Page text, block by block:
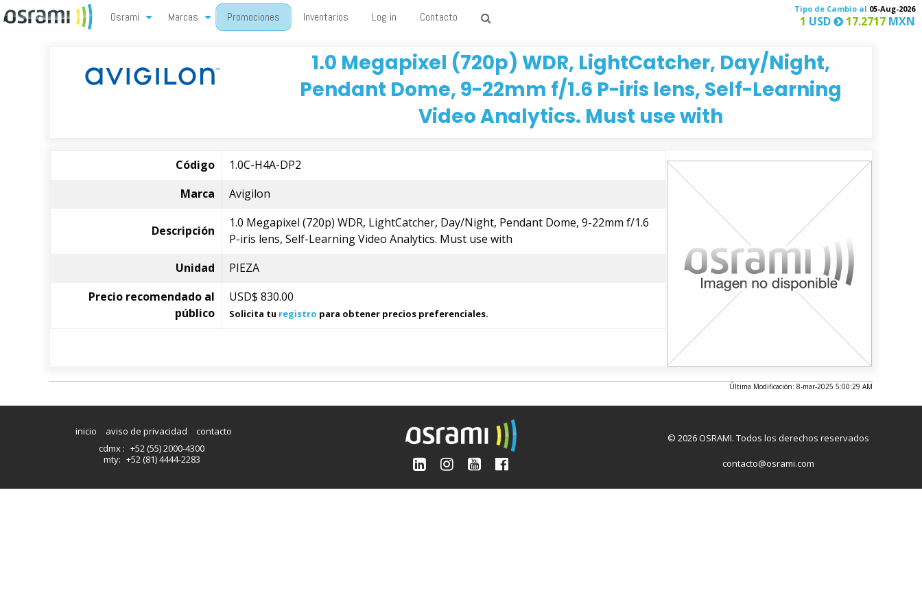
Osrami Marcas Promociones Inventarios Log in Contacto
Tipo de Cambio al 05-Aug-2026
1 USD 17.2717 MXN
1.0 Megapixel (720p) WDR, LightCatcher, Day/Night,
Pendant Dome, 9-22mm f/1.6 P-iris lens, Self-Learning
Video Analytics. Must use with
Código
1.0C-H4A-DP2
Marca
Avigilon
Descripción
1.0 Megapixel (720p) WDR, LightCatcher, Day/Night, Pendant Dome, 9-22mm f/1.6
P-iris lens, Self-Learning Video Analytics. Must use with
Unidad
PIEZA
Precio recomendado al
público
USD$ 830.00
Solicita tu registro para obtener precios preferenciales.
Última Modificación: 8-mar-2025 5:00:29 AM
inicio aviso de privacidad
contacto
cdmx : +52 (55) 2000-4300
mty: +52 (81) 4444-2283
© 2026 OSRAMI. Todos los derechos reservados
contacto@osrami.com